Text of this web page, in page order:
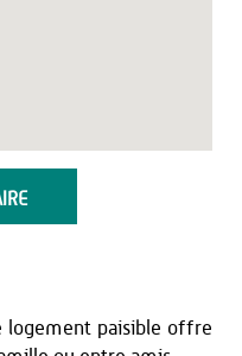
logement paisible offre